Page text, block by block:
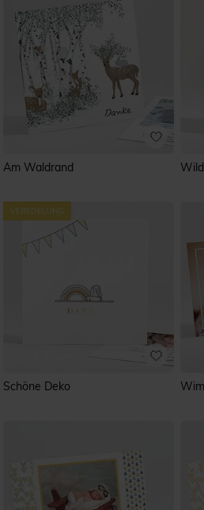
Am Waldrand
Schöne Deko